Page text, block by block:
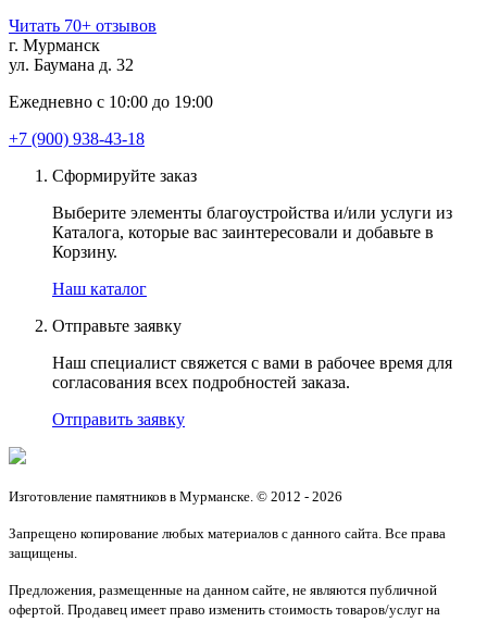
Читать 70+ отзывов
г. Мурманск
ул. Баумана д. 32
Ежедневно с 10:00 до 19:00
+7 (900) 938-43-18
Сформируйте заказ
Выберите элементы благоустройства и/или услуги из
Каталога, которые вас заинтересовали и добавьте в
Корзину.
Наш каталог
Отправьте заявку
Наш специалист свяжется с вами в рабочее время для
согласования всех подробностей заказа.
Отправить заявку
Изготовление памятников в Мурманске. © 2012 - 2026
Запрещено копирование любых материалов с данного сайта. Все права
защищены.
Предложения, размещенные на данном сайте, не являются публичной
офертой. Продавец имеет право изменить стоимость товаров/услуг на